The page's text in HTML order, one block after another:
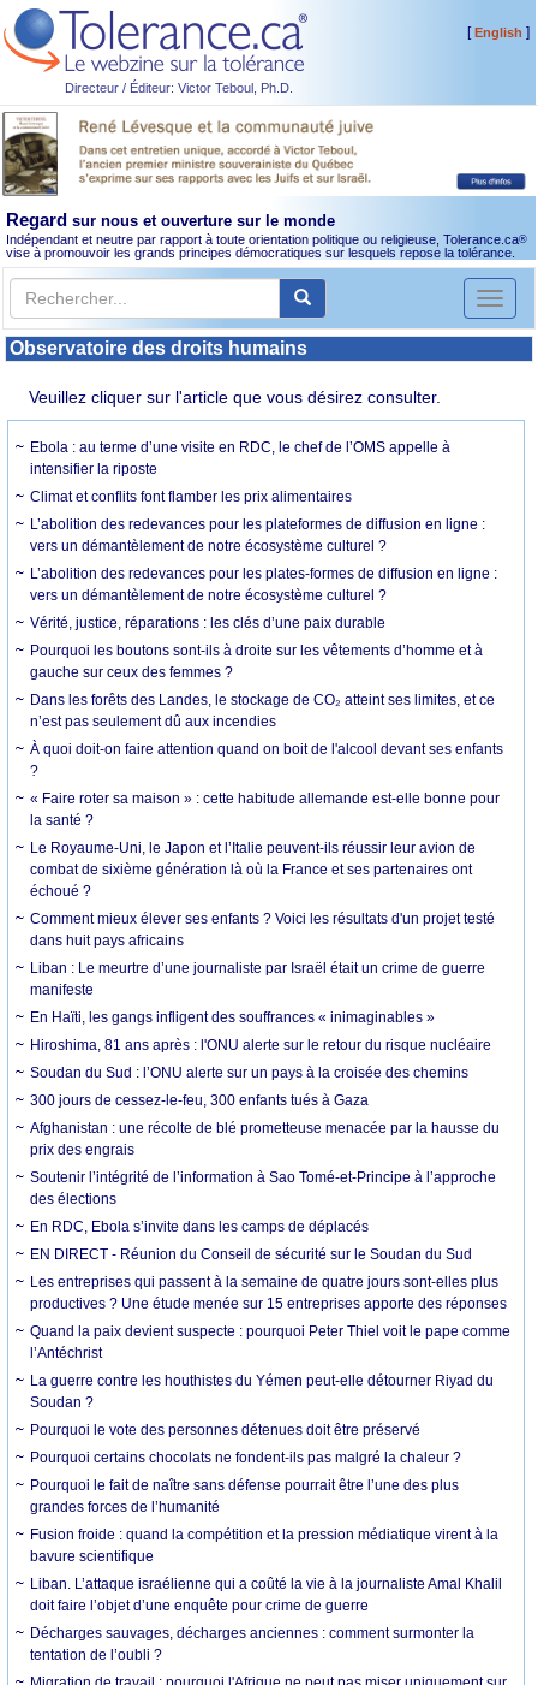
Directeur / Éditeur: Victor Teboul, Ph.D.
[English ]
Regard sur nous et ouverture sur le monde
Indépendant et neutre par rapport à toute orientation politique ou religieuse, Tolerance.ca®
vise à promouvoir les grands principes démocratiques sur lesquels repose la tolérance.
Toggle
Observatoire des droits humains
Veuillez cliquer sur l'article que vous désirez consulter.
Ebola : au terme d’une visite en RDC, le chef de l’OMS appelle à
intensifier la riposte
Climat et conflits font flamber les prix alimentaires
L’abolition des redevances pour les plateformes de diffusion en ligne :
vers un démantèlement de notre écosystème culturel ?
L’abolition des redevances pour les plates-formes de diffusion en ligne :
vers un démantèlement de notre écosystème culturel ?
Vérité, justice, réparations : les clés d’une paix durable
Pourquoi les boutons sont-ils à droite sur les vêtements d’homme et à
gauche sur ceux des femmes ?
Dans les forêts des Landes, le stockage de CO₂ atteint ses limites, et ce
n’est pas seulement dû aux incendies
À quoi doit-on faire attention quand on boit de l'alcool devant ses enfants
?
« Faire roter sa maison » : cette habitude allemande est-elle bonne pour
la santé ?
Le Royaume-Uni, le Japon et l’Italie peuvent-ils réussir leur avion de
combat de sixième génération là où la France et ses partenaires ont
échoué ?
Comment mieux élever ses enfants ? Voici les résultats d'un projet testé
dans huit pays africains
Liban : Le meurtre d’une journaliste par Israël était un crime de guerre
manifeste
En Haïti, les gangs infligent des souffrances « inimaginables »
Hiroshima, 81 ans après : l'ONU alerte sur le retour du risque nucléaire
Soudan du Sud : l’ONU alerte sur un pays à la croisée des chemins
300 jours de cessez-le-feu, 300 enfants tués à Gaza
Afghanistan : une récolte de blé prometteuse menacée par la hausse du
prix des engrais
Soutenir l’intégrité de l’information à Sao Tomé-et-Principe à l’approche
des élections
En RDC, Ebola s’invite dans les camps de déplacés
EN DIRECT - Réunion du Conseil de sécurité sur le Soudan du Sud
Les entreprises qui passent à la semaine de quatre jours sont-elles plus
productives ? Une étude menée sur 15 entreprises apporte des réponses
Quand la paix devient suspecte : pourquoi Peter Thiel voit le pape comme
l’Antéchrist
La guerre contre les houthistes du Yémen peut-elle détourner Riyad du
Soudan ?
Pourquoi le vote des personnes détenues doit être préservé
Pourquoi certains chocolats ne fondent-ils pas malgré la chaleur ?
Pourquoi le fait de naître sans défense pourrait être l’une des plus
grandes forces de l’humanité
Fusion froide : quand la compétition et la pression médiatique virent à la
bavure scientifique
Liban. L’attaque israélienne qui a coûté la vie à la journaliste Amal Khalil
doit faire l’objet d’une enquête pour crime de guerre
Décharges sauvages, décharges anciennes : comment surmonter la
tentation de l’oubli ?